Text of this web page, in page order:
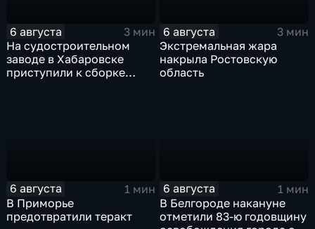
6 августа
3 мин
На судостроительном
заводе в Хабаровске
приступили к сборке
6 августа
3 мин
Экстремальная жара
накрыла Ростовскую
область
6 августа
1 мин
В Приморье
предотвратили теракт
6 августа
1 мин
В Белгороде накануне
отметили 83-ю годовщину